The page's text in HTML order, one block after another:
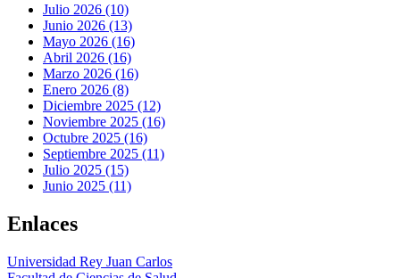
Julio 2026 (10)
Junio 2026 (13)
Mayo 2026 (16)
Abril 2026 (16)
Marzo 2026 (16)
Enero 2026 (8)
Diciembre 2025 (12)
Noviembre 2025 (16)
Octubre 2025 (16)
Septiembre 2025 (11)
Julio 2025 (15)
Junio 2025 (11)
Enlaces
Universidad Rey Juan Carlos